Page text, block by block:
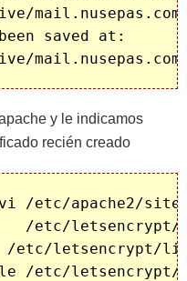
saved at:
y le indicamos
recién creado
vi /etc/apache2/
/etc/letsencrypt/
/etc/letsencrypt/
/etc/letsencrypt/